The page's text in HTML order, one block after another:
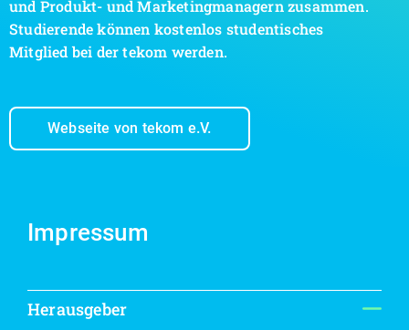
und Produkt- und Marketingmanagern zusammen.
Studierende können kostenlos studentisches
Mitglied bei der tekom werden.
Webseite von tekom e.V.
Impressum
Herausgeber